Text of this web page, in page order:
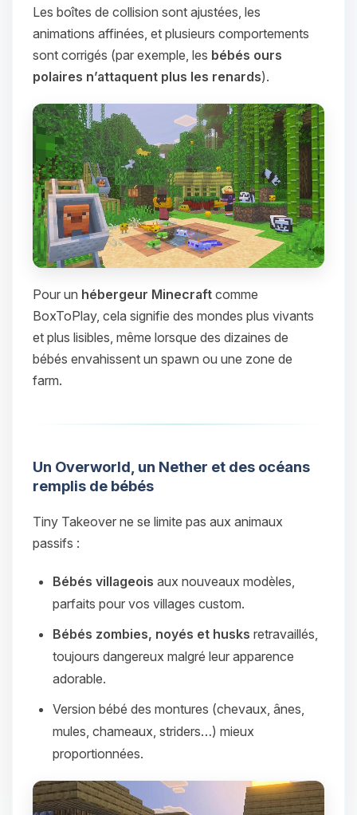
Les boîtes de collision sont ajustées, les
animations affinées, et plusieurs comportements
sont corrigés (par exemple, les bébés ours
polaires n’attaquent plus les renards).
Pour un hébergeur Minecraft comme
BoxToPlay, cela signifie des mondes plus vivants
et plus lisibles, même lorsque des dizaines de
bébés envahissent un spawn ou une zone de
farm.
Un Overworld, un Nether et des océans
remplis de bébés
Tiny Takeover ne se limite pas aux animaux
passifs :
Bébés villageois aux nouveaux modèles,
parfaits pour vos villages custom.
Bébés zombies, noyés et husks retravaillés,
toujours dangereux malgré leur apparence
adorable.
Version bébé des montures (chevaux, ânes,
mules, chameaux, striders…) mieux
proportionnées.